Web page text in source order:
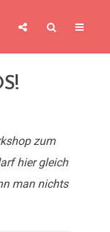
zum
hier gleich
man nichts